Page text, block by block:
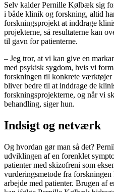
Selv kalder Pernille Kølbæk sig
i både klinik og forskning, altid
forskningsprojekt at inddrage
projekterne, så resultaterne kan
til gavn for patienterne.
– Jeg tror, at vi kan give en
med psykisk sygdom, hvis vi
forskningen til konkrete
bliver bedre til at inddrage de
forskningsprojekterne, og når vi
behandling, siger hun.
Indsigt og netværk
Og hvordan gør man så det?
udviklingen af en forenklet
patienter med skizofreni som
vurderingsmetode fra
arbejde med patienter. Brugen af